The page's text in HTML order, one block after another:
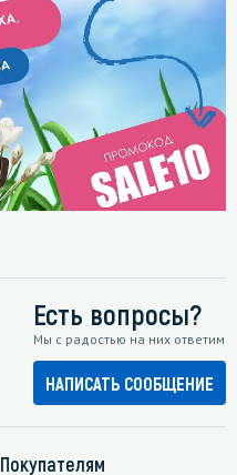
Есть вопросы?
Мы с радостью на них ответим
НАПИСАТЬ СООБЩЕНИЕ
Покупателям